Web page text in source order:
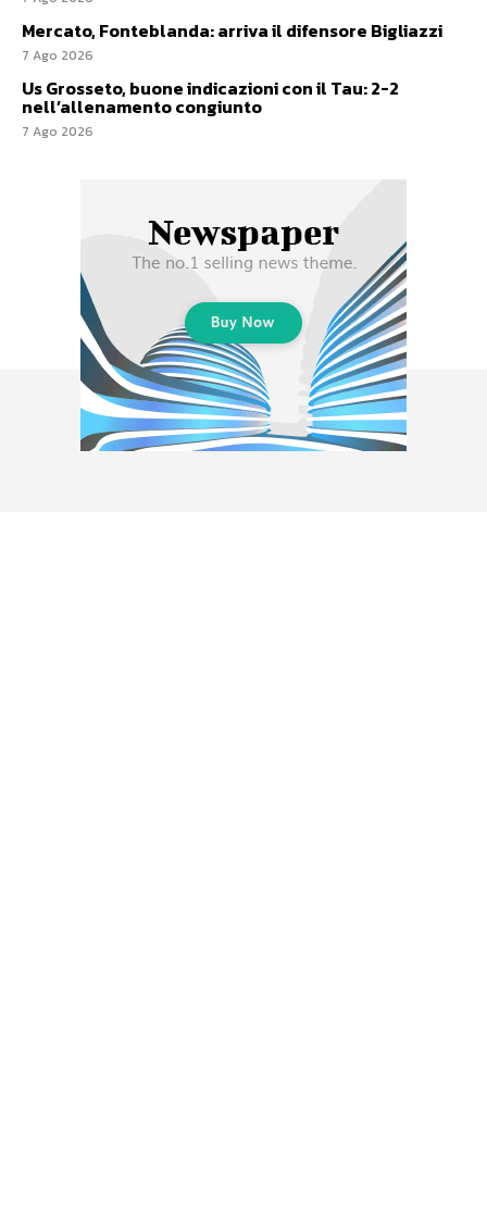
Mercato, Fonteblanda: arriva il difensore Bigliazzi
7 Ago 2026
Us Grosseto, buone indicazioni con il Tau: 2-2
nell’allenamento congiunto
7 Ago 2026